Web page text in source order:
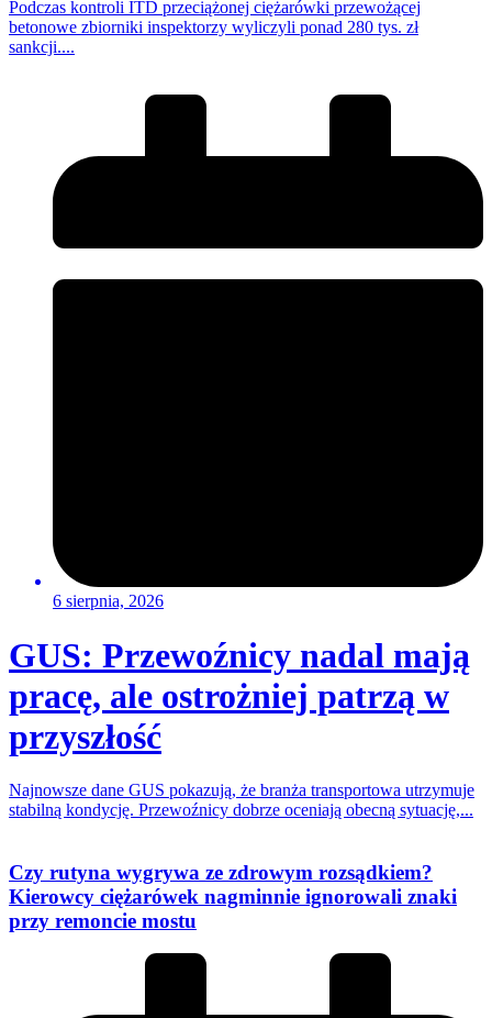
Podczas kontroli ITD przeciążonej ciężarówki przewożącej
betonowe zbiorniki inspektorzy wyliczyli ponad 280 tys. zł
sankcji....
6 sierpnia, 2026
GUS: Przewoźnicy nadal mają
pracę, ale ostrożniej patrzą w
przyszłość
Najnowsze dane GUS pokazują, że branża transportowa utrzymuje
stabilną kondycję. Przewoźnicy dobrze oceniają obecną sytuację,...
Czy rutyna wygrywa ze zdrowym rozsądkiem?
Kierowcy ciężarówek nagminnie ignorowali znaki
przy remoncie mostu